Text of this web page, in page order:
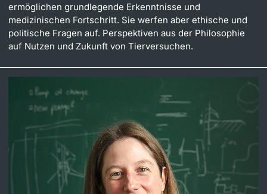
ermöglichen grundlegende Erkenntnisse und
medizinischen Fortschritt. Sie werfen aber ethische und
politische Fragen auf. Perspektiven aus der Philosophie
auf Nutzen und Zukunft von Tierversuchen.